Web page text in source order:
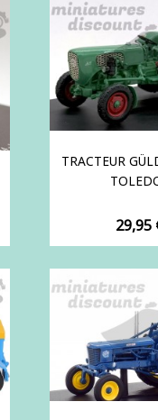
TRACTEUR
Prix
29,95